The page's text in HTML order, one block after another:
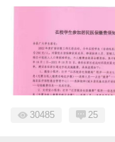
30485 25